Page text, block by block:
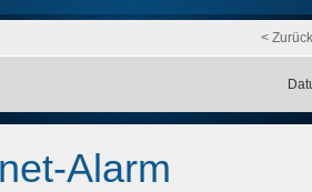
<
Alarm